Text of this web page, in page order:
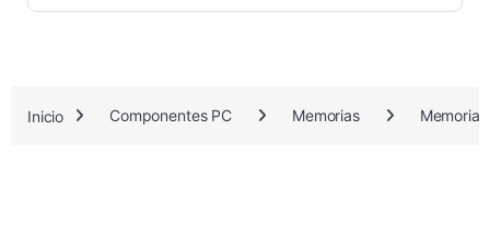
7
.
Inicio Componentes PC Memorias